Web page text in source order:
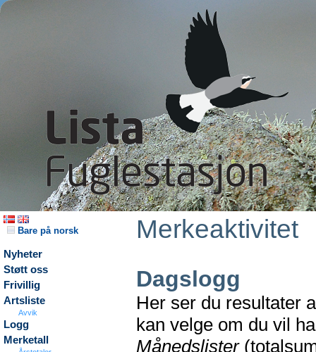
Bare på norsk
Nyheter
Støtt oss
Frivillig
Artsliste
Avvik
Logg
Merketall
Merkeaktivitet
Dagslogg
Her ser du resultater
kan velge om du vil
Månedslister